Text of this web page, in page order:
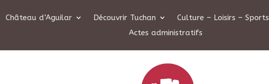
Château d’Aguilar Découvrir Tuchan Culture – Loisirs – Sports
Actes administratifs